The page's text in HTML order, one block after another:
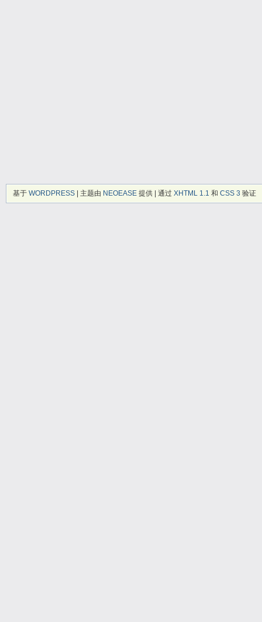
基于 WORDPRESS | 主题由 NEOEASE 提供 | 通过 XHTML 1.1 和 CSS 3 验证